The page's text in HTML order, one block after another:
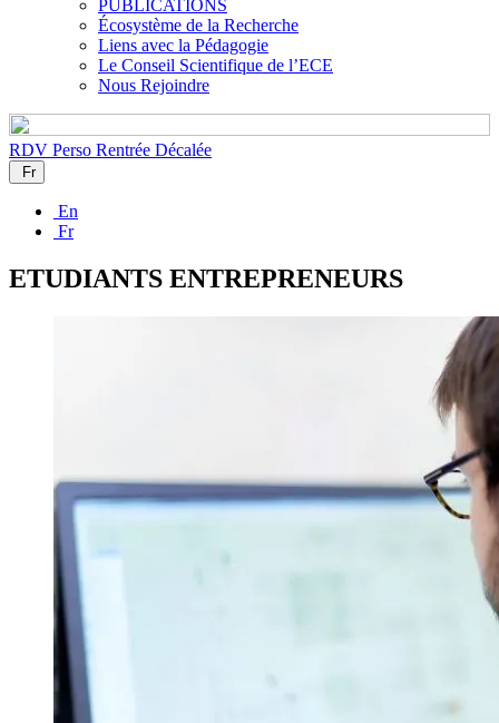
PUBLICATIONS
Écosystème de la Recherche
Liens avec la Pédagogie
Le Conseil Scientifique de l’ECE
Nous Rejoindre
RDV Perso Rentrée Décalée
Fr
En
Fr
ETUDIANTS ENTREPRENEURS